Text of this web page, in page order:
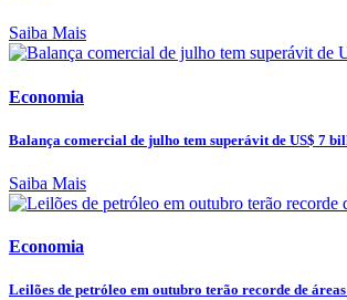
Saiba Mais
Economia
Balança comercial de julho tem superávit de US$ 7
Saiba Mais
Economia
Leilões de petróleo em outubro terão recorde de